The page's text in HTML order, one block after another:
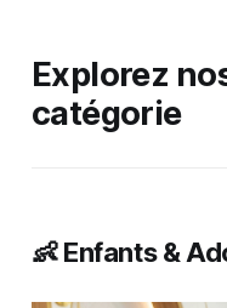
Explorez
catégorie
👶 Enfants &